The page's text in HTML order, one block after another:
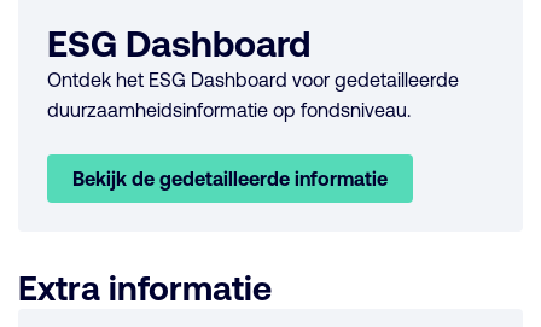
ESG Dashboard
Ontdek het ESG Dashboard voor gedetailleerde
duurzaamheidsinformatie op fondsniveau.
Bekijk de gedetailleerde informatie
Extra informatie